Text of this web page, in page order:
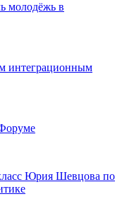
молодёжь в
интеграционным
Юрия Шевцова по